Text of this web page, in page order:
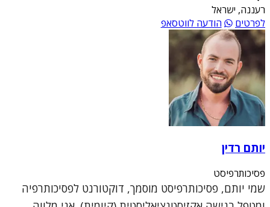
רעננה, ישראל
לפרטים
הודעה לווטסאפ
יותם רדין
פסיכותרפיסט
שמי יותם, פסיכותרפיסט מוסמך, דוקטורנט לפסיכותרפיה